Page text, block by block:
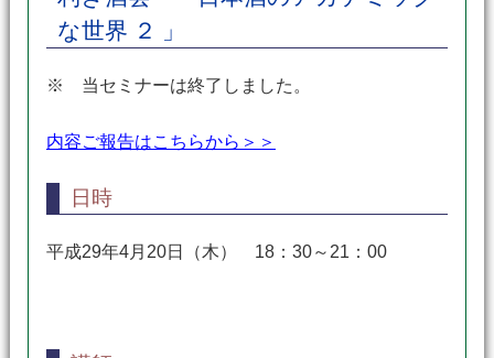
な世界 ２ 」
※ 当セミナーは終了しました。
内容ご報告はこちらから＞＞
日時
平成29年4月20日（木） 18：30～21：00